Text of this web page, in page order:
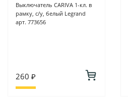
Выключатель CARIVA 1-кл. в
рамку, с/у, белый Legrand
арт. 773656
260 ₽